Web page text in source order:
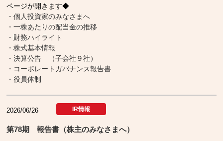
ページが開きます◆
・個人投資家のみなさまへ
・一株あたりの配当金の推移
・財務ハイライト
・株式基本情報
・決算公告 （子会社９社）
・コーポレートガバナンス報告書
・役員体制
2026/06/26 IR情報
第78期 報告書（株主のみなさまへ）